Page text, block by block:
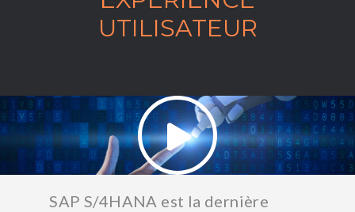
UTILISATEUR
SAP S/4HANA est la dernière